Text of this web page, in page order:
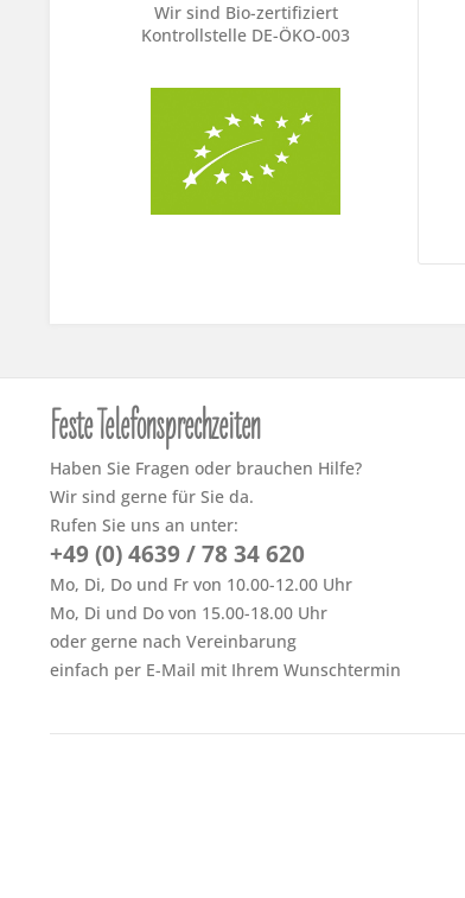
Wir sind Bio-zertifiziert
Kontrollstelle DE-ÖKO-003
Feste Telefonsprechzeiten
Haben Sie Fragen oder brauchen Hilfe?
Wir sind gerne für Sie da.
Rufen Sie uns an unter:
+49 (0) 4639 / 78 34 620
Mo, Di, Do und Fr von 10.00-12.00 Uhr
Mo, Di und Do von 15.00-18.00 Uhr
oder gerne nach Vereinbarung
einfach per E-Mail mit Ihrem Wunschtermin